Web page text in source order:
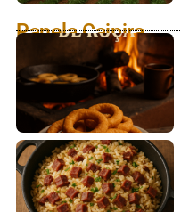
Panela Caipira